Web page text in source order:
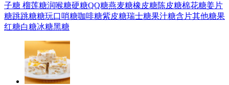
子糖 榴莲糖润喉糖硬糖QQ糖燕麦糖橡皮糖陈皮糖棉花糖姜片
糖跳跳糖糖玩口哨糖咖啡糖紫皮糖瑞士糖果汁糖含片其他糖果
红糖白糖冰糖黑糖